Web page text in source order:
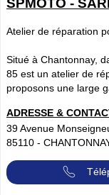
SPMOTO -
Atelier de réparation
Situé à Chantonnay,
85 est un atelier de
proposons une large
ADRESSE &
39 Avenue
85110 -